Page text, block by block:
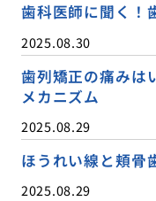
歯科医師に聞く！
2025.08.30
歯列矯正の痛みは
メカニズム
2025.08.29
ほうれい線と頬骨
2025.08.29